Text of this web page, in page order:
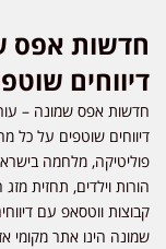
דיווחים
חדשות אפס שמונה –
דיווחים שוטפים על כל
פוליטיקה, מלחמה
הורות וילדים, תחזית
קבוצות ווטסאפ עם
שמונה הינו אתר מקומי